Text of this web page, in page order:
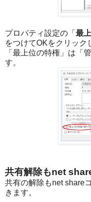
プロパティ設定の「 最
をつけてOKをクリック
「最上位の特権」は「
す。
共有解除もnet
共有の解除もnet share
きます。